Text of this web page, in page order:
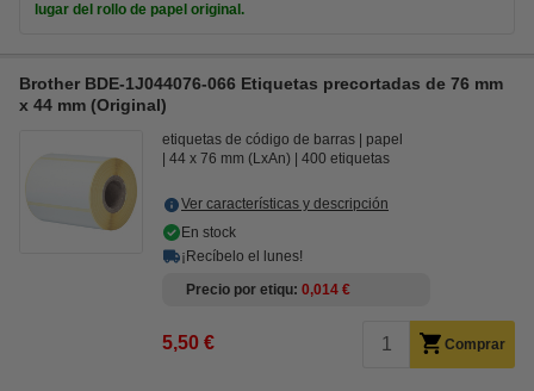
lugar del rollo de papel original.
Brother BDE-1J044076-066 Etiquetas precortadas de 76 mm
x 44 mm (Original)
etiquetas de código de barras
papel
44 x 76 mm (LxAn)
400 etiquetas
Ver características y descripción
En stock
¡Recíbelo el lunes!
Precio por etiqu 0,014 €
5,50 € Comprar